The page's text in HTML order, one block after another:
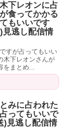
いる」
。
下レオンに占
食ってかかる
もいいです
見逃し配信情
すが占ってもいい
木下レオンさんが
をまとめ...
みに占われた
ってもいいで
)見逃し配信情